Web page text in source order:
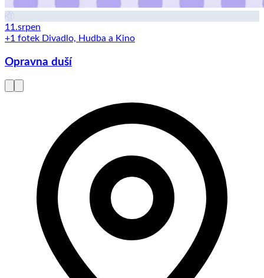
11.srpen
+1 fotek Divadlo, Hudba a Kino
Opravna duší